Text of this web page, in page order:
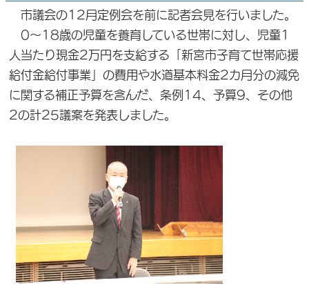
市議会の12月定例会を前に記者会見を行いました。
0～18歳の児童を養育している世帯に対し、児童1
人当たり現金2万円を支給する「新宮市子育て世帯応援
給付金給付事業」の費用や水道基本料金2カ月分の減免
に関する補正予算を含んだ、条例14、予算9、その他
2の計25議案を発表しました。